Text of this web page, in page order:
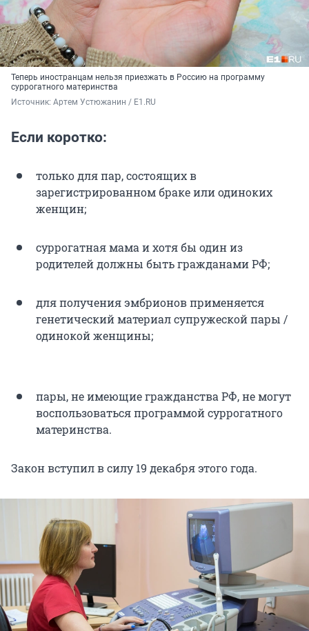
Теперь иностранцам нельзя приезжать в Россию на программу
суррогатного материнства
Источник: Артем Устюжанин / E1.RU
Если коротко:
только для пар, состоящих в
зарегистрированном браке или одиноких
женщин;
суррогатная мама и хотя бы один из
родителей должны быть гражданами РФ;
для получения эмбрионов применяется
генетический материал супружеской пары /
одинокой женщины;
пары, не имеющие гражданства РФ, не могут
воспользоваться программой суррогатного
материнства.
Закон вступил в силу 19 декабря этого года.